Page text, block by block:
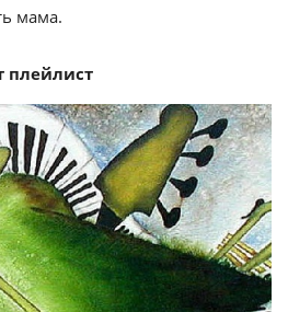
мама.
плейлист